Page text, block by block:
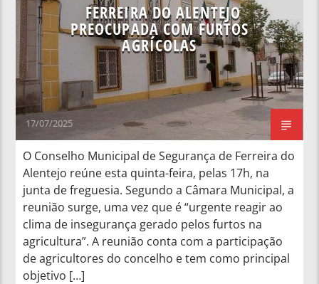
FERREIRA DO ALENTEJO
PREOCUPADA COM FURTOS
AGRÍCOLAS
17/07/2025
O Conselho Municipal de Segurança de Ferreira do
Alentejo reúne esta quinta-feira, pelas 17h, na
junta de freguesia. Segundo a Câmara Municipal, a
reunião surge, uma vez que é “urgente reagir ao
clima de insegurança gerado pelos furtos na
agricultura”. A reunião conta com a participação
de agricultores do concelho e tem como principal
objetivo […]